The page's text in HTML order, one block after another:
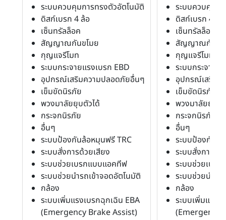
ระบบควบคุมการทรงตัวอัตโนมัติ
ดิสก์เบรก 4 ล้อ
เซ็นทรัลล็อค
สัญญาณกันขโมย
กุญแจรีโมท
ระบบกระจายแรงเบรก EBD
อุปกรณ์เสริมความปลอดภัยอื่นๆ
เข็มขัดนิรภัย
พวงมาลัยยุบตัวได้
กระจกนิรภัย
อื่นๆ
ระบบป้องกันล้อหมุนฟรี TRC
ระบบสั่งการด้วยเสียง
ระบบช่วยเบรกแบบแอคทีฟ
ระบบช่วยนำรถเข้าจอดอัตโนมัติ
กล้อง
ระบบเพิ่มแรงเบรกฉุกเฉิน EBA
(Emergency Brake Assist)
ระบบควบคุมก
ดิสก์เบรก 4 ล้อ
เซ็นทรัลล็อค
สัญญาณกันขโ
กุญแจรีโมท
ระบบกระจายแ
อุปกรณ์เสริม
เข็มขัดนิรภัย
พวงมาลัยยุบตั
กระจกนิรภัย
อื่นๆ
ระบบป้องกันล้
ระบบสั่งการด้ว
ระบบช่วยเบร
ระบบช่วยนำร
กล้อง
ระบบเพิ่มแรงเ
(Emergency